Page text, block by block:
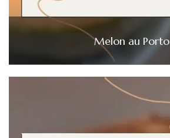
Melon au Porto